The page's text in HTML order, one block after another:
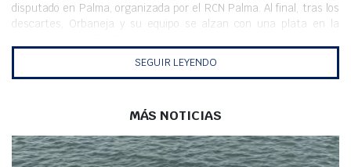
disputado en Palma, organizada por el RCN Palma. Al final, tras los
descartes, Orbaneja y su equipo se alzan con una plata en la
tomaron el mando de la prueba, liderando y repartiéndose las
victorias y 4 segundas plazas para los menorquines, por los 4 ‘1’ y los
3 ‘2’ de los palmesanos. Con todo, la resolución del duelo estaba
SEGUIR LEYENDO
MÁS NOTICIAS